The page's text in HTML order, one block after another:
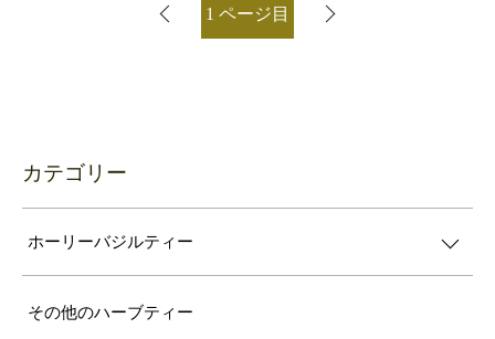
1 ページ目
カテゴリー
ホーリーバジルティー
その他のハーブティー